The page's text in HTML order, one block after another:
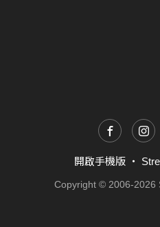
開啟手機版 ・
Copyright © 2006-2026